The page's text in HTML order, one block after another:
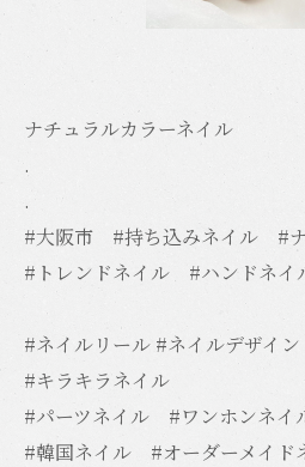
ナチュラルカラーネイル
.
.
#大阪市 #持ち込みネイル #
#トレンドネイル #ハンドネイ
#ネイルリール #ネイルデザイン
#キラキラネイル
#パーツネイル #ワンホンネイ
#韓国ネイル #オーダーメイド